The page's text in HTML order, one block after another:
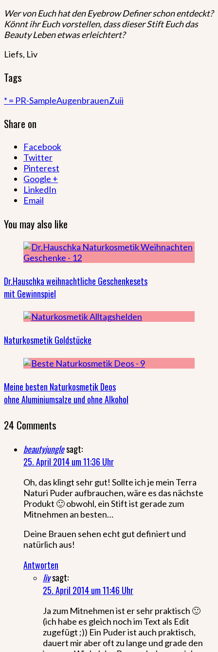
Wer von Euch hat den Eyebrow Definer schon entdeckt?
Könnt ihr Euch vorstellen, dass dieser Stift Euch das
Beauty Leben etwas erleichtert?
Liefs, Liv
Tags
* = PR-SampleAugenbrauenZuii
Share on
Facebook
Twitter
Pinterest
Google +
LinkedIn
Email
You may also like
Dr.Hauschka weihnachtliche Geschenkesets
mit Gewinnspiel
Naturkosmetik Goldstücke
Meine besten Naturkosmetik Deos
ohne Aluminiumsalze und ohne Alkohol
24 Comments
beautyjunglesagt:
25. April 2014 um 11:36 Uhr
Oh, das klingt sehr gut! Sollte ich je mein Terra
Naturi Puder aufbrauchen, wäre es das nächste
Produkt 🙂 obwohl, ein Stift ist gerade zum
Mitnehmen an besten…
Deine Brauen sehen echt gut definiert und
natürlich aus!
Antworten
livsagt:
25. April 2014 um 11:46 Uhr
Ja zum Mitnehmen ist er sehr praktisch 🙂
(ich habe es gleich noch im Text als Edit
zugefügt ;)) Ein Puder ist auch praktisch,
dauert mir aber oft zu lange und grade den